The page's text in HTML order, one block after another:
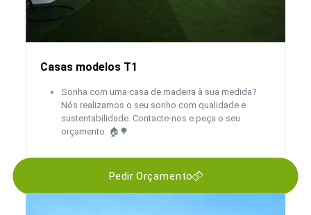
Casas modelos T1
Sonha com uma casa de madeira à sua medida?
Nós realizamos o seu sonho com qualidade e
sustentabilidade. Contacte-nos e peça o seu
orçamento. 🏠🌳
Pedir Orçamento